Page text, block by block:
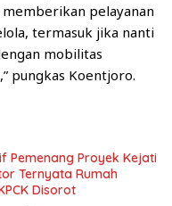
pelayanan
termasuk jika nanti
mobilitas
pungkas Koentjoro.
Pemenang Proyek Kejati
Ternyata Rumah
Disorot